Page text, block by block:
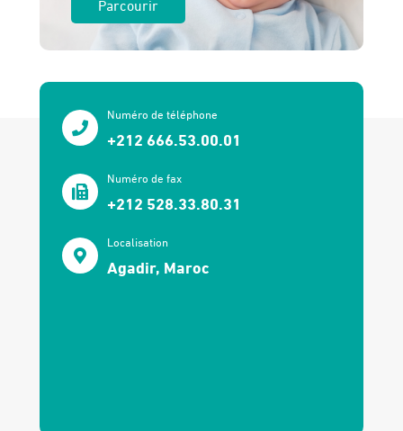
Parcourir
Numéro de téléphone
+212 666.53.00.01
Numéro de fax
+212 528.33.80.31
Localisation
Agadir, Maroc